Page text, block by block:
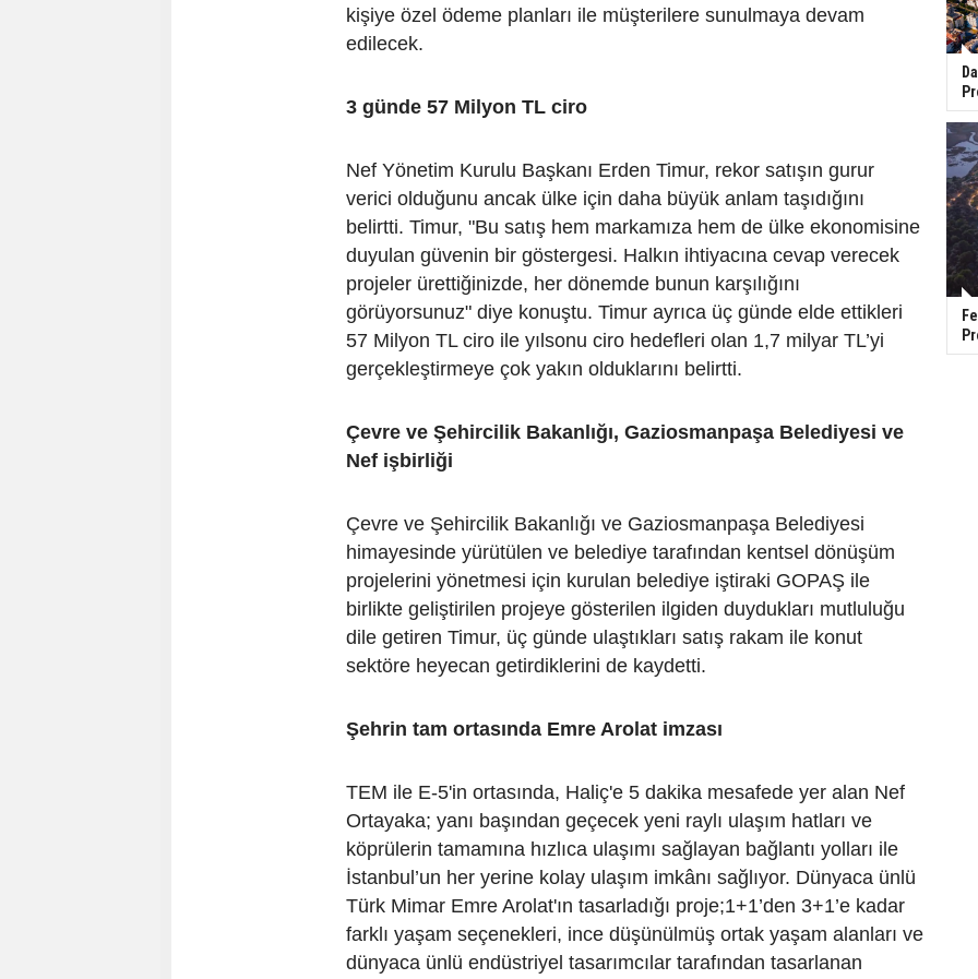
kişiye özel ödeme planları ile müşterilere sunulmaya devam
edilecek.
3 günde 57 Milyon TL ciro
Nef Yönetim Kurulu Başkanı Erden Timur, rekor satışın gurur
verici olduğunu ancak ülke için daha büyük anlam taşıdığını
belirtti. Timur, "Bu satış hem markamıza hem de ülke ekonomisine
duyulan güvenin bir göstergesi. Halkın ihtiyacına cevap verecek
projeler ürettiğinizde, her dönemde bunun karşılığını
görüyorsunuz" diye konuştu. Timur ayrıca üç günde elde ettikleri
57 Milyon TL ciro ile yılsonu ciro hedefleri olan 1,7 milyar TL’yi
gerçekleştirmeye çok yakın olduklarını belirtti.
Çevre ve Şehircilik Bakanlığı, Gaziosmanpaşa Belediyesi ve
Nef işbirliği
Çevre ve Şehircilik Bakanlığı ve Gaziosmanpaşa Belediyesi
himayesinde yürütülen ve belediye tarafından kentsel dönüşüm
projelerini yönetmesi için kurulan belediye iştiraki GOPAŞ ile
birlikte geliştirilen projeye gösterilen ilgiden duydukları mutluluğu
dile getiren Timur, üç günde ulaştıkları satış rakam ile konut
sektöre heyecan getirdiklerini de kaydetti.
Şehrin tam ortasında Emre Arolat imzası
TEM ile E-5'in ortasında, Haliç'e 5 dakika mesafede yer alan Nef
Ortayaka; yanı başından geçecek yeni raylı ulaşım hatları ve
köprülerin tamamına hızlıca ulaşımı sağlayan bağlantı yolları ile
İstanbul’un her yerine kolay ulaşım imkânı sağlıyor. Dünyaca ünlü
Türk Mimar Emre Arolat'ın tasarladığı proje;1+1’den 3+1’e kadar
farklı yaşam seçenekleri, ince düşünülmüş ortak yaşam alanları ve
dünyaca ünlü endüstriyel tasarımcılar tarafından tasarlanan